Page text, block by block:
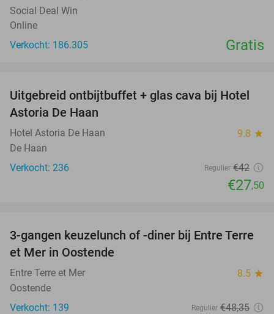
Social Deal Win
Online
Verkocht: 186.305
Gratis
35%
Uitgebreid ontbijtbuffet + glas cava bij Hotel
Astoria De Haan
Hotel Astoria De Haan 9.8 star
De Haan
Verkocht: 236
Regulier €42
€27,50
41%
3-gangen keuzelunch of -diner bij Entre Terre
et Mer in Oostende
Entre Terre et Mer 8.5 star
Oostende
Verkocht: 139
Regulier €48,35